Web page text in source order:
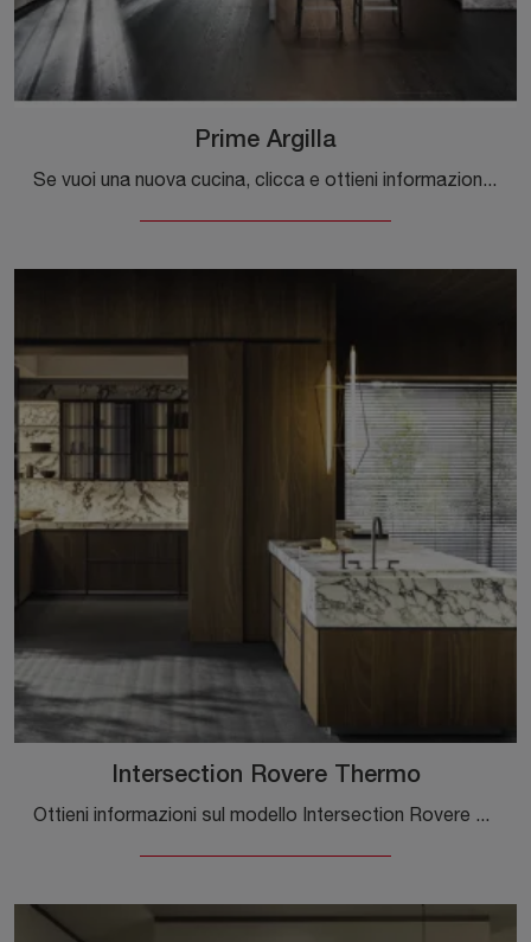
Prime Argilla
Se vuoi una nuova cucina, clicca e ottieni informazioni sul modello Prime Argilla Molteni & C. Ti attende nel nostro showroom!
Intersection Rovere Thermo
Ottieni informazioni sul modello Intersection Rovere Thermo di Molteni & C: arreda la zona cucina con la soluzione in legno che fa per te.